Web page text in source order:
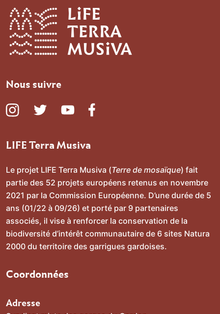
1
Nous suivre
https://www.instagram.com/gorges_du_gardon/
https://twitter.com/SMGorgesGardon
https://www.youtube.com/channel/
https://www.facebook.com/
LIFE Terra Musiva
Le projet LIFE Terra Musiva (Terre de mosaïque) fait
partie des 52 projets européens retenus en novembre
2021 par la Commission Européenne. D’une durée de 5
ans (01/22 à 09/26) et porté par 9 partenaires
associés, il vise à renforcer la conservation de la
biodiversité d’intérêt communautaire de 6 sites Natura
2000 du territoire des garrigues gardoises.
Coordonnées
Adresse